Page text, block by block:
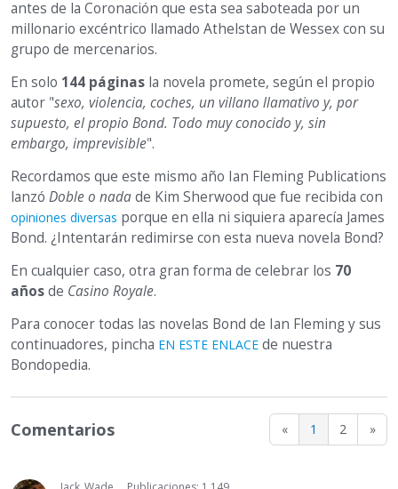
antes de la Coronación que esta sea saboteada por un
millonario excéntrico llamado Athelstan de Wessex con su
grupo de mercenarios.
En solo 144 páginas la novela promete, según el propio
autor "sexo, violencia, coches, un villano llamativo y, por
supuesto, el propio Bond. Todo muy conocido y, sin
embargo, imprevisible".
Recordamos que este mismo año Ian Fleming Publications
lanzó Doble o nadade Kim Sherwood que fue recibida con
opiniones diversas porque en ella ni siquiera aparecía James
Bond. ¿Intentarán redimirse con esta nueva novela Bond?
En cualquier caso, otra gran forma de celebrar los 70
añosde Casino Royale.
Para conocer todas las novelas Bond de Ian Fleming y sus
continuadores, pincha EN ESTE ENLACE de nuestra
Bondopedia.
« 1 2 »
Comentarios